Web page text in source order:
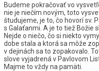
Budeme pokračovať vo
nie je niečím novým, toto
študujeme, je to, čo hovorí sv.
s Galaťanmi. A je to tiež Božie
Nejde o niečo, čo si niekto
dobe stala a ktorá sa môže
v dejinách sa to zopakovalo.
slove vyjadrená v Pavlovom
Majme to vždy na pamäti.